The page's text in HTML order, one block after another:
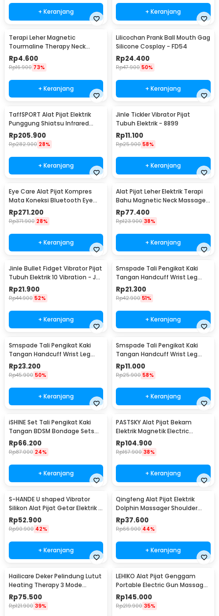
+ Keranjang + Keranjang
Terapi Leher Magnetic
Tourmaline Therapy Neck
Massager - DA-3484
Rp4.600
Rp16.900 73%
+ Keranjang
Lilicochan Prank Ball Mouth Gag
Silicone Cosplay - FD54
Rp24.400
Rp47.900 50%
+ Keranjang
TaffSPORT Alat Pijat Elektrik
Punggung Shiatsu Infrared
Massager - 608
Rp205.900
Rp282.900 28%
+ Keranjang
Jinle Tickler Vibrator Pijat
Tubuh Elektrik - 8899
Rp11.100
Rp25.900 58%
+ Keranjang
Eye Care Alat Pijat Kompres
Mata Koneksi Bluetooth Eye
Massager - H500
Rp271.200
Rp371.900 28%
+ Keranjang
Alat Pijat Leher Elektrik Terapi
Bahu Magnetic Neck Massager
- HX-5880
Rp77.400
Rp123.900 38%
+ Keranjang
Jinle Bullet Fidget Vibrator Pijat
Tubuh Elektrik 10 Vibration - J-
010
Rp21.900
Rp44.900 52%
+ Keranjang
Smspade Tali Pengikat Kaki
Tangan Handcuff Wrist Leg
BDSM - PCT4
Rp21.300
Rp42.900 51%
+ Keranjang
Smspade Tali Pengikat Kaki
Tangan Handcuff Wrist Leg
BDSM - 00632
Rp23.200
Rp45.900 50%
+ Keranjang
Smspade Tali Pengikat Kaki
Tangan Handcuff Wrist Leg
BDSM Bondage - PCT6
Rp11.000
Rp25.900 58%
+ Keranjang
iSHINE Set Tali Pengikat Kaki
Tangan BDSM Bondage Sets
Rope - BD15
Rp66.200
Rp87.000 24%
+ Keranjang
PASTSKY Alat Pijat Bekam
Elektrik Magnetik Electric
Machine Cupping - CP-6181
Rp104.900
Rp167.900 38%
+ Keranjang
S-HANDE U shaped Vibrator
Silikon Alat Pijat Getar Elektrik -
SHD-S058
Rp52.900
Rp90.900 42%
+ Keranjang
Qingfeng Alat Pijat Elektrik
Dolphin Massager Shoulder
Vibration USB - HK668
Rp37.600
Rp66.900 44%
+ Keranjang
Hailicare Deker Pelindung Lutut
Heating Therapy 3 Mode
Kneepad 1 PCS - 102
Rp75.500
Rp121.900 39%
LEHIKO Alat Pijat Genggam
Portable Electric Gun Massage
Rechargeable - KH-320
Rp145.000
Rp219.900 35%